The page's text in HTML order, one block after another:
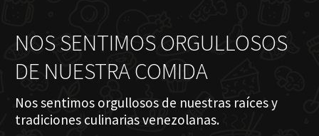
NOS SENTIMOS ORGULLOSOS
DE NUESTRA COMIDA
Nos sentimos orgullosos de nuestras raíces y
tradiciones culinarias venezolanas.